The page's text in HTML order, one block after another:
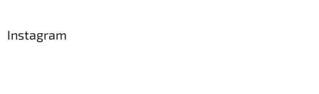
Instagram